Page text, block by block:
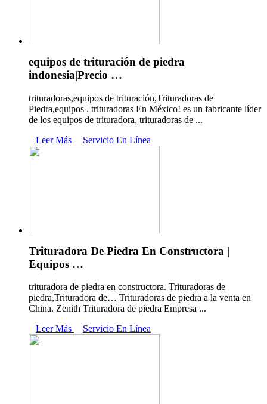
equipos de trituración de piedra
indonesia|Precio …
trituradoras,equipos de trituración,Trituradoras de
Piedra,equipos . trituradoras En México! es un fabricante líder
de los equipos de trituradora, trituradoras de ...
Leer Más
Servicio En Línea
Trituradora De Piedra En Constructora |
Equipos …
trituradora de piedra en constructora. Trituradoras de
piedra,Trituradora de… Trituradoras de piedra a la venta en
China. Zenith Trituradora de piedra Empresa ...
Leer Más
Servicio En Línea